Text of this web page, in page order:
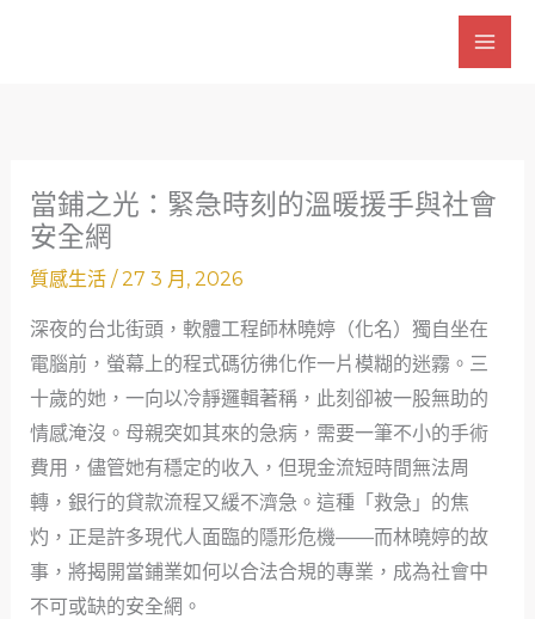
當鋪之光：緊急時刻的溫暖援手與社會
安全網
質感生活/27 3 月, 2026
深夜的台北街頭，軟體工程師林曉婷（化名）獨自坐在
電腦前，螢幕上的程式碼彷彿化作一片模糊的迷霧。三
十歲的她，一向以冷靜邏輯著稱，此刻卻被一股無助的
情感淹沒。母親突如其來的急病，需要一筆不小的手術
費用，儘管她有穩定的收入，但現金流短時間無法周
轉，銀行的貸款流程又緩不濟急。這種「救急」的焦
灼，正是許多現代人面臨的隱形危機——而林曉婷的故
事，將揭開當鋪業如何以合法合規的專業，成為社會中
不可或缺的安全網。